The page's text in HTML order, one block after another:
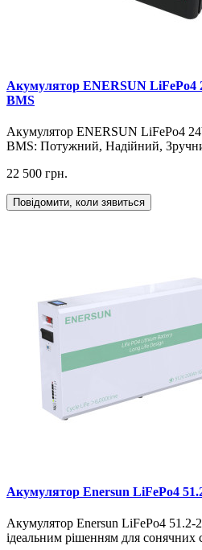
Акумулятор ENERSUN LiFePo4
BMS
Акумулятор ENERSUN LiFePo4
BMS: Потужний, Надійний,
22 500 грн.
Повідомити, коли зявиться
Акумулятор Enersun LiFePo4
Акумулятор Enersun LiFePo4 51.2-
ідеальним рішенням для сонячних